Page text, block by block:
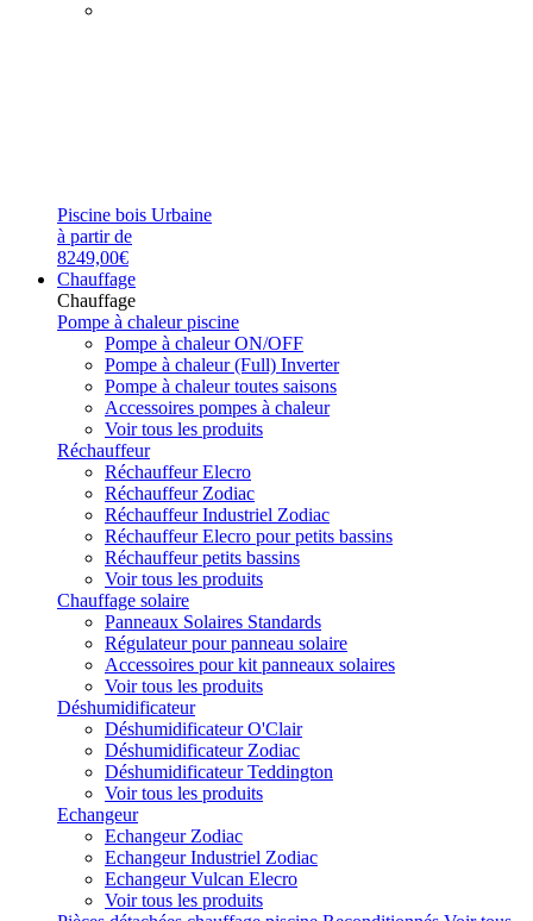
Piscine bois Urbaine
à partir de
8249,00€
Chauffage
Chauffage
Pompe à chaleur piscine
Pompe à chaleur ON/OFF
Pompe à chaleur (Full) Inverter
Pompe à chaleur toutes saisons
Accessoires pompes à chaleur
Voir tous les produits
Réchauffeur
Réchauffeur Elecro
Réchauffeur Zodiac
Réchauffeur Industriel Zodiac
Réchauffeur Elecro pour petits bassins
Réchauffeur petits bassins
Voir tous les produits
Chauffage solaire
Panneaux Solaires Standards
Régulateur pour panneau solaire
Accessoires pour kit panneaux solaires
Voir tous les produits
Déshumidificateur
Déshumidificateur O'Clair
Déshumidificateur Zodiac
Déshumidificateur Teddington
Voir tous les produits
Echangeur
Echangeur Zodiac
Echangeur Industriel Zodiac
Echangeur Vulcan Elecro
Voir tous les produits